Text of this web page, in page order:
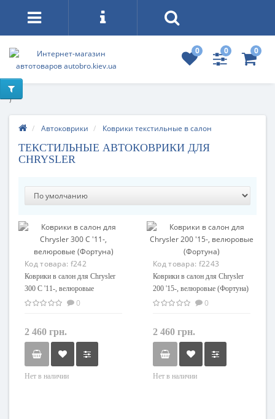
0 0 0
)
Автоковрики Коврики текстильные в салон
ТЕКСТИЛЬНЫЕ АВТОКОВРИКИ ДЛЯ
CHRYSLER
Код товара: f242
Коврики в салон для Chrysler
300 C '11-, велюровые
(Фортуна)
0
2 460 грн.
Нет в наличии
Код товара: f2243
Коврики в салон для Chrysler
200 '15-, велюровые (Фортуна)
0
2 460 грн.
Нет в наличии